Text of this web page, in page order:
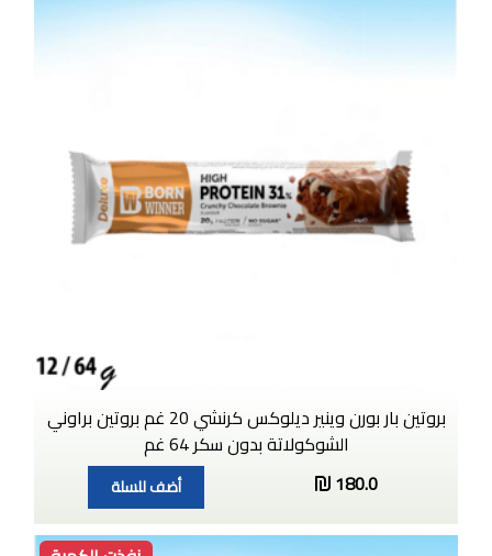
بروتين بار بورن وينير ديلوكس كرنشي 20 غم بروتين براوني
الشوكولاتة بدون سكر 64 غم
180.0
أضف للسلة